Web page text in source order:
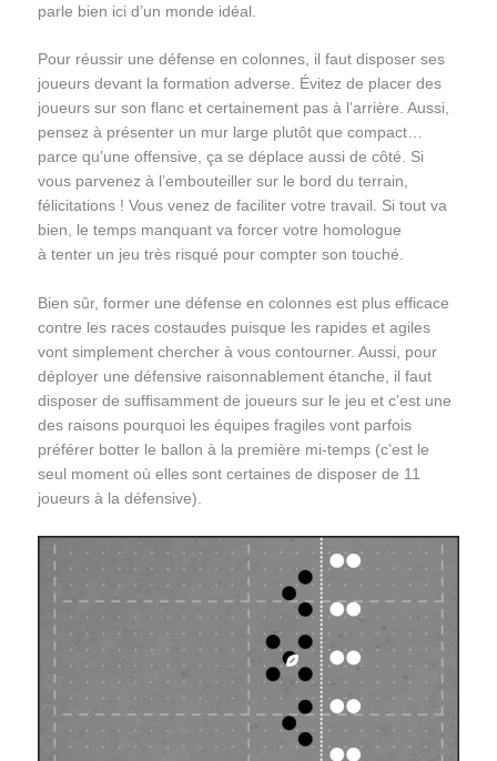
parle bien ici d’un monde idéal.
Pour réussir une défense en colonnes, il faut disposer ses
joueurs devant la formation adverse. Évitez de placer des
joueurs sur son flanc et certainement pas à l’arrière. Aussi,
pensez à présenter un mur large plutôt que compact…
parce qu’une offensive, ça se déplace aussi de côté. Si
vous parvenez à l’embouteiller sur le bord du terrain,
félicitations ! Vous venez de faciliter votre travail. Si tout va
bien, le temps manquant va forcer votre homologue
à tenter un jeu très risqué pour compter son touché.
Bien sûr, former une défense en colonnes est plus efficace
contre les races costaudes puisque les rapides et agiles
vont simplement chercher à vous contourner. Aussi, pour
déployer une défensive raisonnablement étanche, il faut
disposer de suffisamment de joueurs sur le jeu et c’est une
des raisons pourquoi les équipes fragiles vont parfois
préférer botter le ballon à la première mi-temps (c’est le
seul moment où elles sont certaines de disposer de 11
joueurs à la défensive).